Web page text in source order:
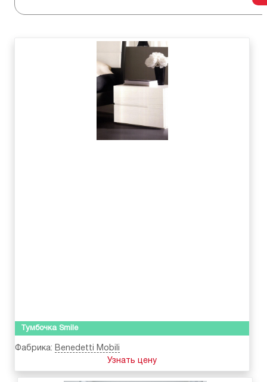
Тумбочка Smile
Фабрика: Benedetti Mobili
Узнать цену